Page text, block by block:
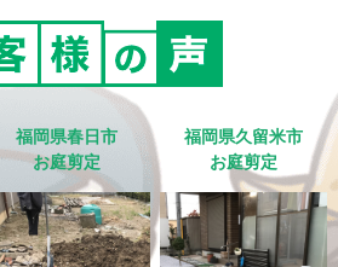
福岡県春日市
お庭剪定
福岡県久留米市
お庭剪定